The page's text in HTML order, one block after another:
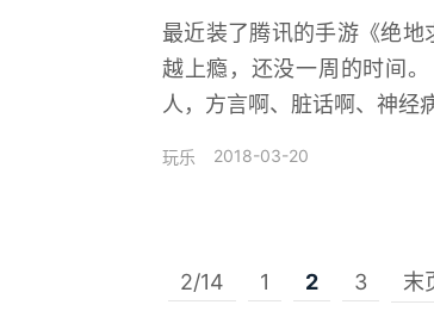
最近装了腾讯的手游《绝
越上瘾，还没一周的时间
人，方言啊、脏话啊、神经
玩乐 2018-03-20
2/14 1 2 3 末